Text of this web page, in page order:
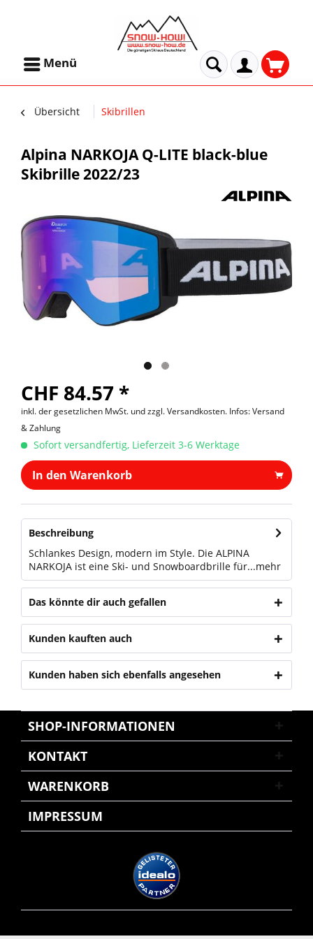
Menü
Übersicht Skibrillen
Alpina NARKOJA Q-LITE black-blue
Skibrille 2022/23
CHF 84.57 *
inkl. der gesetzlichen MwSt. undzzgl. Versandkosten. Infos: Versand
& Zahlung
Sofort versandfertig, Lieferzeit 3-6 Werktage
In den Warenkorb
Beschreibung
Schlankes Design, modern im Style. Die ALPINA
NARKOJA ist eine Ski- und Snowboardbrille für...mehr
Das könnte dir auch gefallen
Kunden kauften auch
Kunden haben sich ebenfalls angesehen
SHOP-INFORMATIONEN
KONTAKT
WARENKORB
IMPRESSUM